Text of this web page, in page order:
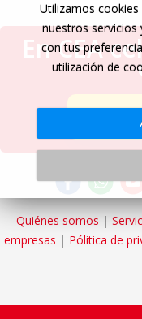
En CEA
Quiénes somos |
empresas | Pólitica de
Utilizamos
nuestros servicios
con tus
utilización de